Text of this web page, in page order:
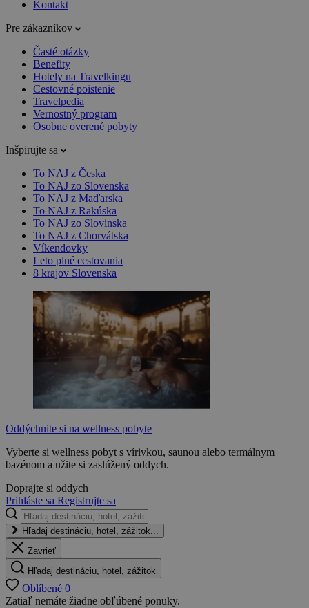
Kontakt
Pre zákazníkov
Časté otázky
Benefity
Hotely na Travelkingu
Cestovné poistenie
Travelpedia
Vernostný program
Osobne overené pobyty
Inšpirujte sa
To NAJ z Česka
To NAJ zo Slovenska
To NAJ z Maďarska
To NAJ z Rakúska
To NAJ zo Slovinska
To NAJ z Chorvátska
Víkendovky
Leto plné cestovania
8 krajov Slovenska
Oddýchnite si na wellness pobyte
Vyberte si wellness pobyt s vírivkou, saunou alebo termálnym
bazénom a užite si zaslúžený oddych.
Doprajte si oddych
Prihláste sa Registrujte sa
Hľadaj destináciu, hotel, zážitok...
Zavrieť
Hľadaj destináciu, hotel, zážitok
Oblíbené 0
Zatiaľ nemáte žiadne obľúbené ponuky.